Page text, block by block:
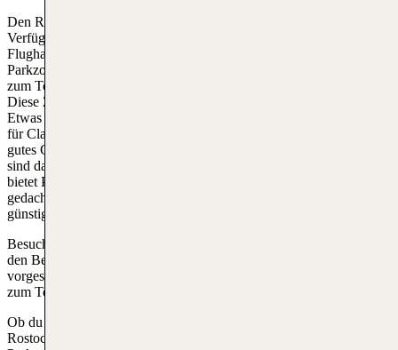
Den Reisenden und Besuchern stehen einige Parkmöglichkeiten zur
Verfügung, die den individuellen Bedürfnissen entsprechen. Der
Flughafen bietet über 1000 Parkplätze, die sich auf mehrere
Parkzonen verteilen. Wer besonderen Wert auf Komfort und Nähe
zum Terminal legt, kann in der Zone P1 Premium Parking parken.
Diese Zone ist in erster Linie für Premium-Parkplätze vorgesehen.
Etwas weiter entfernt befinden sich die Parkzonen P2 und P3, die
für Classic Parking vorgesehen sind. Diese Parkplätze bieten ein
gutes Gleichgewicht zwischen Preis und Nähe zum Terminal und
sind daher bei vielen Reisenden sehr beliebt. Für Langzeiturlauber
bietet P4 das Holiday Parking. Diese Zone ist speziell für Reisende
gedacht, die einen längeren Urlaub machen, und bietet eine
günstigere Alternative.
Besucher, die jemanden abholen oder absetzen möchten, können
den Besucherparkplatz nutzen, der speziell für Kurzzeitparker
vorgesehen ist. Autofahrer können von hier aus schnell und einfach
zum Terminal gelangen. Eine Reservierung ist leider nicht möglich.
Ob du einen
Rostock ins außereuropäische Ausland nimmst, es gibt viele